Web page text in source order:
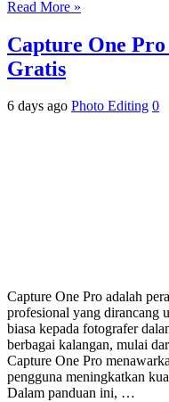
Read More »
Capture One Pro
Gratis
6 days ago Photo Editing 0
Capture One Pro adalah
profesional yang dirancang
biasa kepada fotografer
berbagai kalangan, mulai
Capture One Pro
pengguna meningkatkan
Dalam panduan ini, …